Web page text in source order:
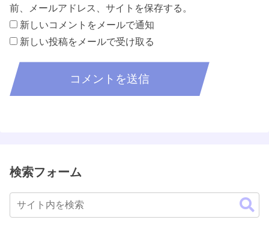
前、メールアドレス、サイトを保存する。
新しいコメントをメールで通知
新しい投稿をメールで受け取る
検索フォーム